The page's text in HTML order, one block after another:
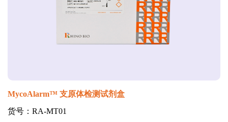
MycoAlarm™ 支原体检测试剂盒
货号：RA-MT01